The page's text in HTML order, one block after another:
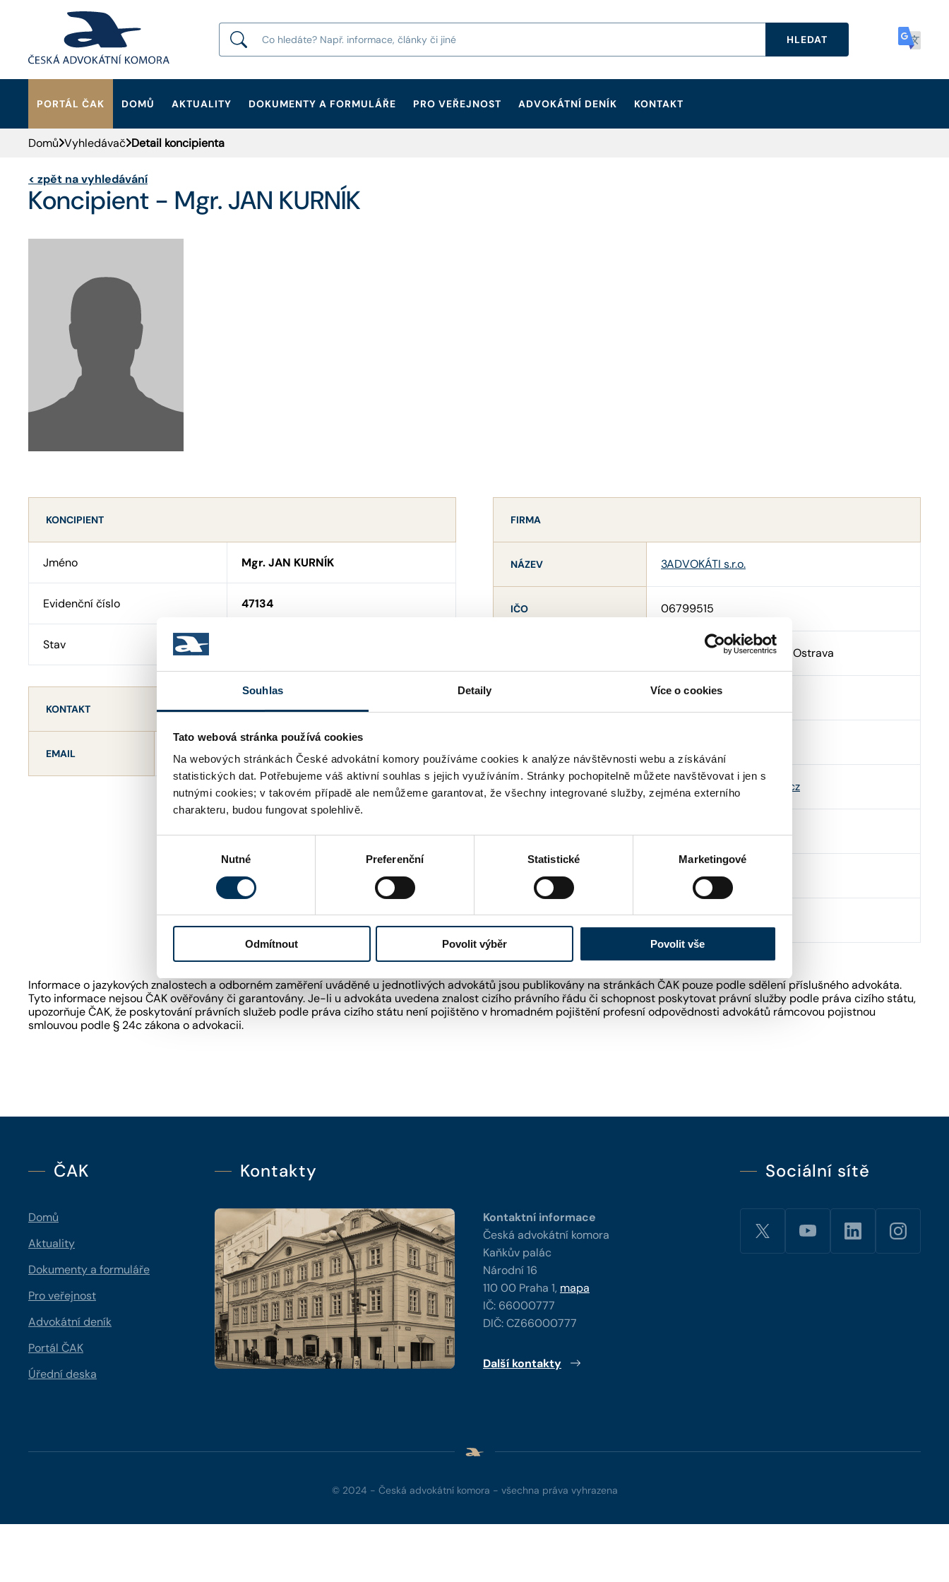
Souhlas Detaily Více o cookies
Tato webová stránka používá cookies
Na webových stránkách České advokátní komory používáme cookies k analýze návštěvnosti webu a získávání
statistických dat. Potřebujeme váš aktivní souhlas s jejich využíváním. Stránky pochopitelně můžete navštěvovat i jen s
nutnými cookies; v takovém případě ale nemůžeme garantovat, že všechny integrované služby, zejména externího
charakteru, budou fungovat spolehlivě.
Nutné Preferenční Statistické Marketingové
Odmítnout Povolit výběr Povolit vše
HLEDAT
PORTÁL ČAK DOMŮ AKTUALITY DOKUMENTY A FORMULÁŘE PRO VEŘEJNOST ADVOKÁTNÍ DENÍK
KONTAKT
HLEDAT
Domů Vyhledávač Detail koncipienta
< zpět na vyhledávání
Koncipient - Mgr. JAN KURNÍK
KONCIPIENT
Jméno Mgr. JAN KURNÍK
Evidenční číslo 47134
Stav
KONTAKT
EMAIL jan.kurnik@3advokati.cz
FIRMA
NÁZEV 3ADVOKÁTI s.r.o.
IČO 06799515
Nádražní 879/27 , 70200 Ostrava
http://www.3advokati.cz
DALŠÍ EMAILY martin.cajka@3advokati.cz
DALŠÍ TELEFONY +420721766346
+420725434597
Informace o jazykových znalostech a odborném zaměření uváděné u jednotlivých advokátů jsou publikovány na stránkách ČAK pouze podle sdělení příslušného advokáta.
Tyto informace nejsou ČAK ověřovány či garantovány. Je-li u advokáta uvedena znalost cizího právního řádu či schopnost poskytovat právní služby podle práva cizího státu,
upozorňuje ČAK, že poskytování právních služeb podle práva cizího státu není pojištěno v hromadném pojištění profesní odpovědnosti advokátů rámcovou pojistnou
smlouvou podle § 24c zákona o advokacii.
ČAK
Domů
Aktuality
Dokumenty a formuláře
Pro veřejnost
Advokátní deník
Portál ČAK
Úřední deska
Kontakty
Kontaktní informace
Česká advokátní komora
Kaňkův palác
Národní 16
110 00 Praha 1, mapa
IČ: 66000777
DIČ: CZ66000777
Další kontakty
Sociální sítě
© 2024 - Česká advokátní komora - všechna práva vyhrazena